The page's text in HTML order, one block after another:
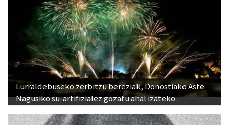
Lurraldebuseko zerbitzu bereziak, Donostiako Aste
Nagusiko su-artifizialez gozatu ahal izateko